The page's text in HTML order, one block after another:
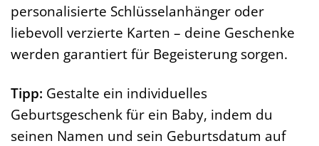
personalisierte Schlüsselanhänger oder
liebevoll verzierte Karten – deine Geschenke
werden garantiert für Begeisterung sorgen.
Tipp: Gestalte ein individuelles
Geburtsgeschenk für ein Baby, indem du
seinen Namen und sein Geburtsdatum auf